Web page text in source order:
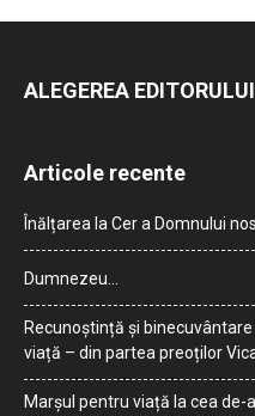
ALEGEREA EDITORULUI
Articole recente
Înălțarea la Cer a Domnului
Dumnezeu…
Recunoștință și
viață – din partea preoților
Marșul pentru viață la cea de-